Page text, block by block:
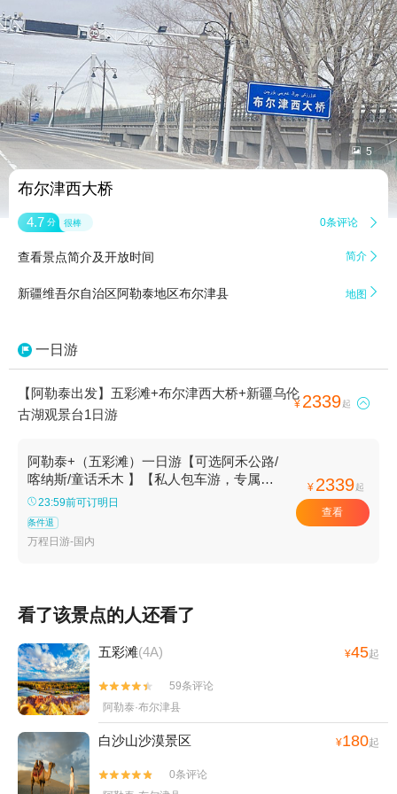
 5
布尔津西大桥
4.7 分 很棒 0条评论 
查看景点简介及开放时间 简介 
新疆维吾尔自治区阿勒泰地区布尔津县 地图 
一日游
【阿勒泰出发】五彩滩+布尔津西大桥+新疆乌伦
古湖观景台1日游
¥ 2339起 
阿勒泰+（五彩滩）一日游【可选阿禾公路/
喀纳斯/童话禾木 】【私人包车游，专属服
务，行程可调】
23:59前可订明日
条件退
万程日游-国内
¥ 2339起
查看
看了该景点的人还看了
五彩滩(4A) ¥45起


59条评论
阿勒泰·布尔津县
白沙山沙漠景区 ¥180起


0条评论
